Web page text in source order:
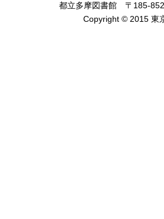
都立多摩図書館 〒185-
Copyright © 2015 東